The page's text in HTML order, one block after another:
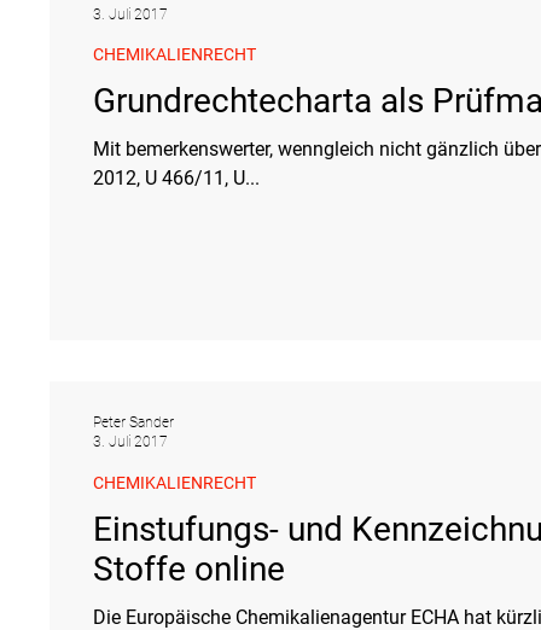
Grundrechtecharta als
Mit bemerkenswerter, wenngleich nicht gänzlich
2012, U 466/11, U...
CHEMIKALIENRECHT
3. Juli 2017
Einstufungs- und
Stoffe online
Die Europäische Chemikalienagentur ECHA hat
CHEMIKALIENRECHT
Peter Sander
3. Juli 2017